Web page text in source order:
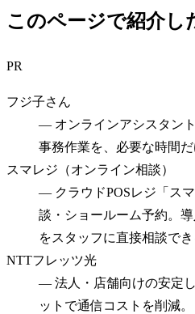
このページで紹介し
PR
フジ子さん
— オンラインアシスタン
事務作業を、必要な時間
スマレジ（オンライン相談）
— クラウドPOSレジ「ス
談・ショールーム予約。
をスタッフに直接相談でき
NTTフレッツ光
— 法人・店舗向けの安定
ットで通信コストを削減。